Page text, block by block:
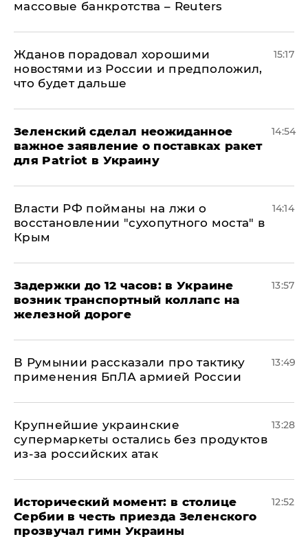
массовые банкротства – Reuters
Жданов порадовал хорошими
новостями из России и предположил,
что будет дальше
15:17
Зеленский сделал неожиданное
важное заявление о поставках ракет
для Patriot в Украину
14:54
Власти РФ пойманы на лжи о
восстановлении "сухопутного моста" в
Крым
14:14
Задержки до 12 часов: в Украине
возник транспортный коллапс на
железной дороге
13:57
В Румынии рассказали про тактику
применения БпЛА армией России
13:49
Крупнейшие украинские
супермаркеты остались без продуктов
из-за российских атак
13:28
Исторический момент: в столице
Сербии в честь приезда Зеленского
прозвучал гимн Украины
12:52